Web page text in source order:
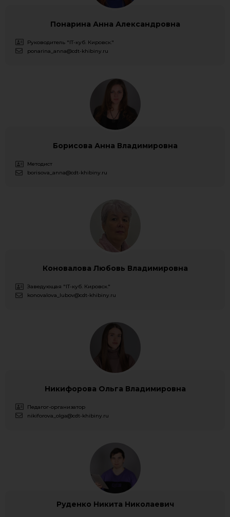
Понарина Анна Александровна
Руководитель "IT-куб. Кировск."
ponarina_anna@cdt-khibiny.ru
Борисова Анна Владимировна
Методист
borisova_anna@cdt-khibiny.ru
Коновалова Любовь Владимировна
Заведующая "IT-куб. Кировск."
konovalova_lubov@cdt-khibiny.ru
Никифорова Ольга Владимировна
Педагог-организатор
nikiforova_olga@cdt-khibiny.ru
Руденко Никита Николаевич